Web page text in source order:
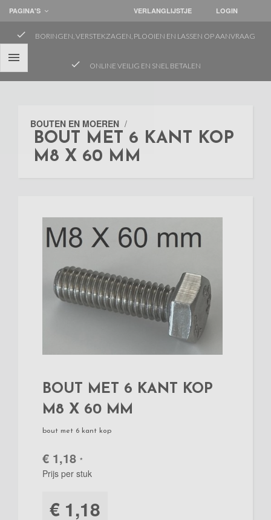
PAGINA'S LOGIN
VERLANGLIJSTJE

check BORINGEN, VERSTEKZAGEN, PLOOIEN EN LASSEN OP AANVRAAG
check ONLINE VEILIG EN SNEL BETALEN
BOUTEN EN MOEREN /
BOUT MET 6 KANT KOP
M8 X 60 MM
BOUT MET 6 KANT KOP
M8 X 60 MM
bout met 6 kant kop
€ 1,18 *
Prijs per stuk
€ 1,18